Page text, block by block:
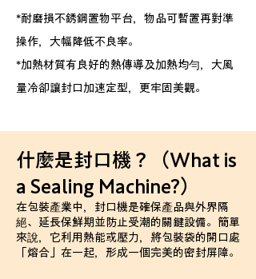
*耐磨損不銹鋼置物平台，物品可暫置再對準
操作，大幅降低不良率。
*加熱材質有良好的熱傳導及加熱均勻，大風
量冷卻讓封口加速定型，更牢固美觀。
什麼是封口機？（What is
a Sealing Machine?）
在包裝產業中，封口機是確保產品與外界隔
絕、延長保鮮期並防止受潮的關鍵設備。簡單
來說，它利用熱能或壓力，將包裝袋的開口處
「熔合」在一起，形成一個完美的密封屏障。